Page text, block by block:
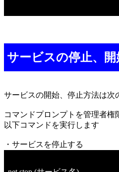
サービスの停止、開
サービスの開始、停止方法は次
コマンドプロンプトを管理者権
以下コマンドを実行します
・サービスを停止する